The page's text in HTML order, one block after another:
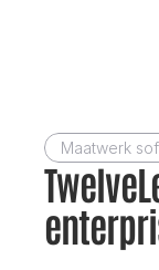
Maatwerk